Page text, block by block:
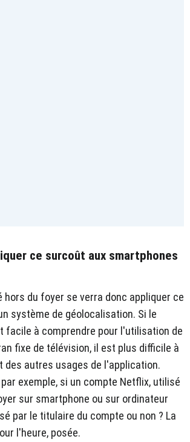
ce surcoût aux smartphones
hors du foyer se verra donc appliquer ce
système de géolocalisation. Si le
facile à comprendre pour l'utilisation de
fixe de télévision, il est plus difficile à
des autres usages de l'application.
exemple, si un compte Netflix, utilisé
sur smartphone ou sur ordinateur
par le titulaire du compte ou non ? La
l'heure, posée.